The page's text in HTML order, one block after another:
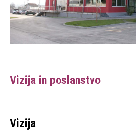
Vizija in poslanstvo
Vizija